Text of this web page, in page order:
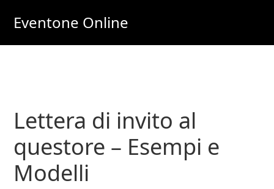
main
primary
Eventone Online
e
Online
Lettera di invito al
questore – Esempi e
Modelli